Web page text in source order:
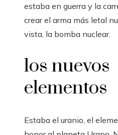
estaba en guerra y la
crear el arma más letal
vista, la bomba nuclear.
los nuevos
elementos
Estaba el uranio, el